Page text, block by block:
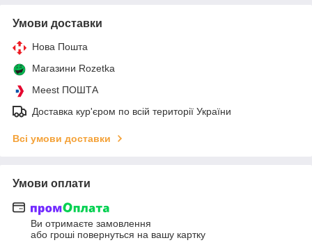
Умови доставки
Нова Пошта
Магазини Rozetka
Meest ПОШТА
Доставка кур'єром по всій території України
Всі умови доставки
Умови оплати
Ви отримаєте замовлення
або гроші повернуться на вашу картку